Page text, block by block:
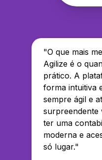
"O que mais
Agilize é o
prático. A
forma intuitiva
sempre ágil e
surpreendente
ter uma
moderna e
só lugar."